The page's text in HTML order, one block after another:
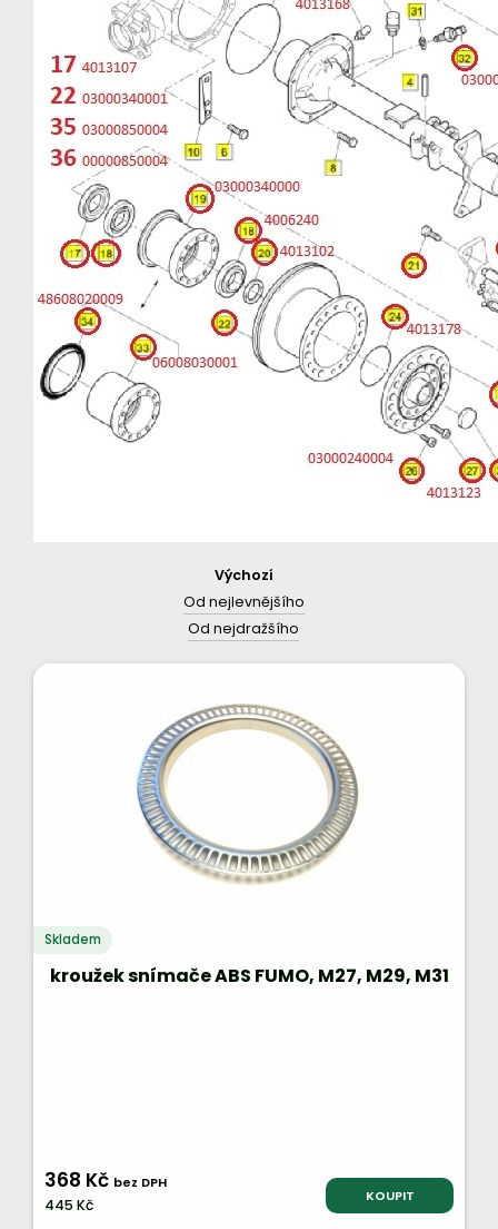
Výchozí
Od nejlevnějšího
Od nejdražšího
Skladem
kroužek snímače ABS FUMO, M27, M29, M31
368 Kč bez DPH
445 Kč KOUPIT